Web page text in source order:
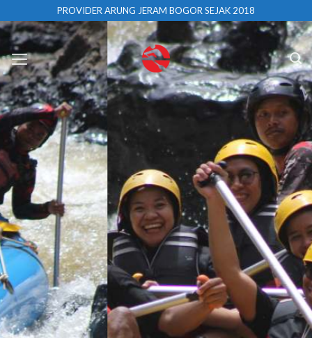
to
content
PROVIDER ARUNG JERAM BOGOR SEJAK 2018